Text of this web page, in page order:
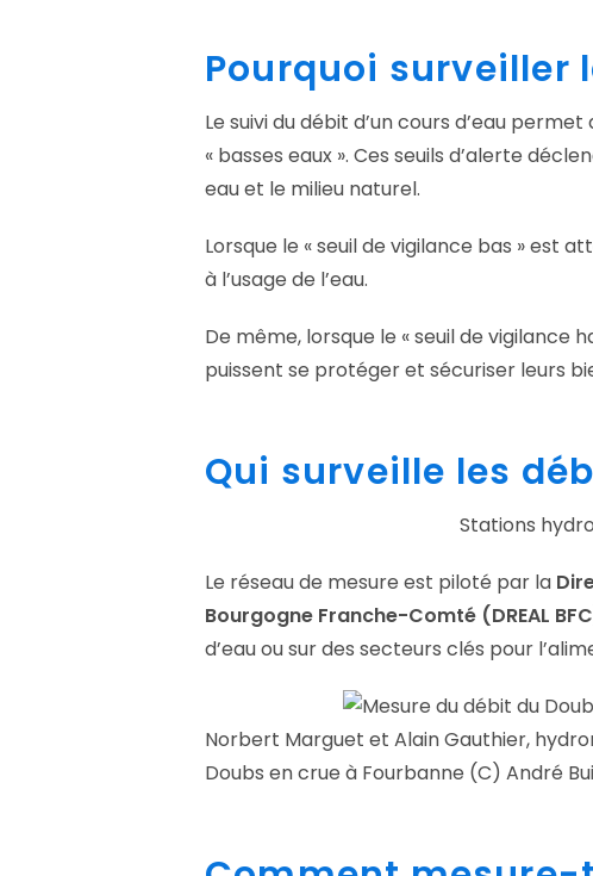
Pourquoi surveiller
Le suivi du débit d’un cours d’eau
« basses eaux ». Ces seuils d’alerte
eau et le milieu naturel.
Lorsque le « seuil de vigilance bas » est
à l’usage de l’eau.
De même, lorsque le « seuil de vigilance
puissent se protéger et sécuriser leurs
Qui surveille les
Stations
Le réseau de mesure est piloté par la
Bourgogne Franche-Comté (DREAL
d’eau ou sur des secteurs clés pour
Norbert Marguet et Alain Gauthier,
Doubs en crue à Fourbanne (C) André